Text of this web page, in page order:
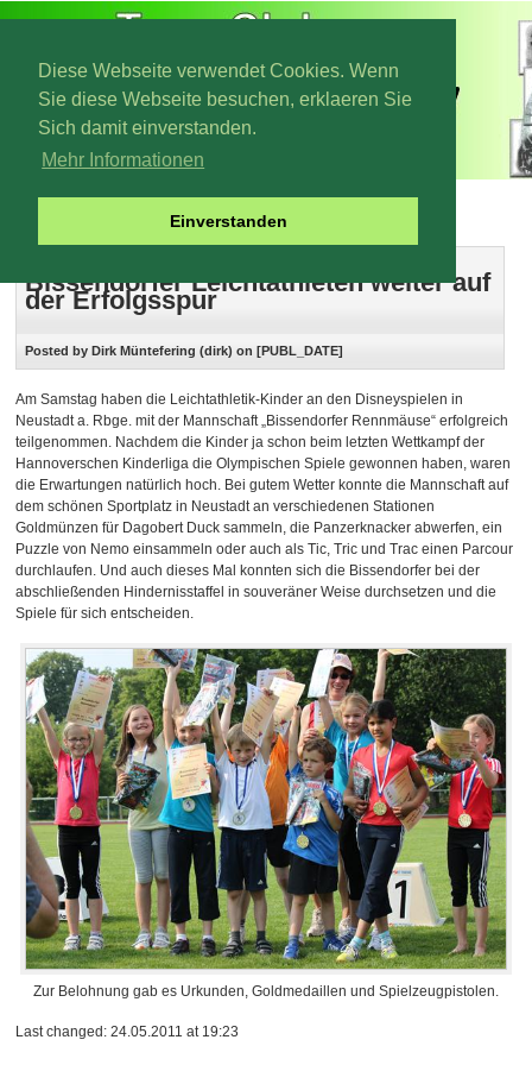
Diese Webseite verwendet Cookies. Wenn
Sie diese Webseite besuchen, erklaeren Sie
Sich damit einverstanden.
Mehr Informationen
Einverstanden
Bissendorfer Leichtathleten weiter auf
der Erfolgsspur
Posted by Dirk Müntefering (dirk) on [PUBL_DATE]
Am Samstag haben die Leichtathletik-Kinder an den Disneyspielen in
Neustadt a. Rbge. mit der Mannschaft „Bissendorfer Rennmäuse“ erfolgreich
teilgenommen. Nachdem die Kinder ja schon beim letzten Wettkampf der
Hannoverschen Kinderliga die Olympischen Spiele gewonnen haben, waren
die Erwartungen natürlich hoch. Bei gutem Wetter konnte die Mannschaft auf
dem schönen Sportplatz in Neustadt an verschiedenen Stationen
Goldmünzen für Dagobert Duck sammeln, die Panzerknacker abwerfen, ein
Puzzle von Nemo einsammeln oder auch als Tic, Tric und Trac einen Parcour
durchlaufen. Und auch dieses Mal konnten sich die Bissendorfer bei der
abschließenden Hindernisstaffel in souveräner Weise durchsetzen und die
Spiele für sich entscheiden.
Zur Belohnung gab es Urkunden, Goldmedaillen und Spielzeugpistolen.
Last changed: 24.05.2011 at 19:23